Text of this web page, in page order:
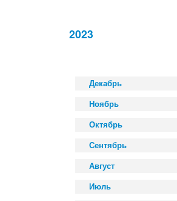
2023
Декабрь
Ноябрь
Октябрь
Сентябрь
Август
Июль